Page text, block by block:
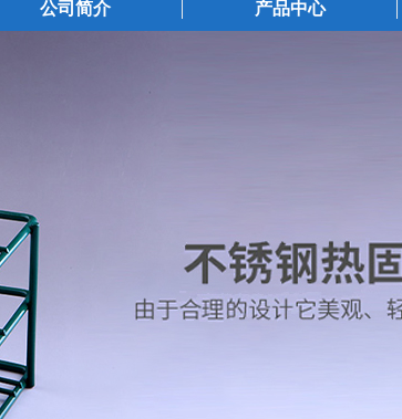
公司简介 产品中心